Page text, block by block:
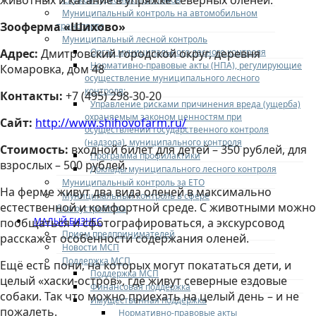
Муниципальный контроль на автомобильном
транспорте
Муниципальный лесной контроль
Орган муниципального лесного контроля
Нормативно-правовые акты (НПА), регулирующие
осуществление муниципального лесного
контроля:
Управление рисками причинения вреда (ущерба)
охраняемым законом ценностям при
осуществлении государственного контроля
(надзора), муниципального контроля
Программа профилактики
Доклады муниципального лесного контроля
Муниципальный контроль за ЕТО
Муниципальный контроль в сфере
благоустройства
МАЛЫЙ БИЗНЕС
Прием предпринимателей
Новости МСП
Поддержка МСП
Поддержка МСП
Финансовая поддержка
Имущественная поддержка
Нормативно-правовые акты
Зооферма «Шихово»
Адрес: Дмитровский городской округ, деревня
Комаровка, дом 48
Контакты: +7 (495) 298-30-20
Сайт: http://www.shihovofarm.ru/
Стоимость: входной билет для детей – 350 рублей, для
взрослых – 500 рублей.
На ферме живут два вида оленей в максимально
естественной и комфортной среде. С животными можно
пообщаться и сфотографироваться, а экскурсовод
расскажет особенности содержания оленей.
Ещё есть пони, на которых могут покататься дети, и
целый «хаски-остров», где живут северные ездовые
собаки. Так что можно приехать на целый день – и не
пожалеть.